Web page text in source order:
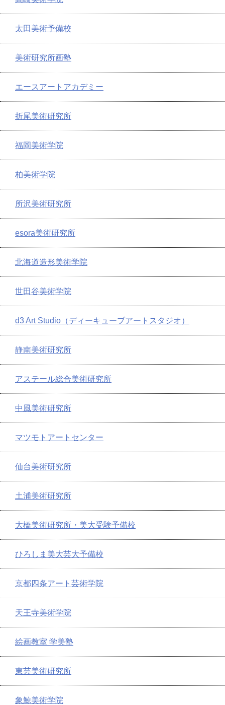
太田美術予備校
美術研究所画塾
エースアートアカデミー
折尾美術研究所
福岡美術学院
柏美術学院
所沢美術研究所
esora美術研究所
北海道造形美術学院
世田谷美術学院
d3 Art Studio（ディーキューブアートスタジオ）
静南美術研究所
アステール総合美術研究所
中風美術研究所
マツモトアートセンター
仙台美術研究所
土浦美術研究所
大橋美術研究所・美大受験予備校
ひろしま美大芸大予備校
京都四条アート芸術学院
天王寺美術学院
絵画教室 学美塾
東芸美術研究所
象鯨美術学院